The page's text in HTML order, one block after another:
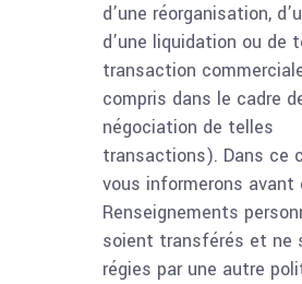
d’une réorganisation,
d’une liquidation ou de
transaction
compris dans le cadre
négociation de telles
transactions). Dans ce
vous informerons avant
Renseignements
soient transférés et ne
régies par une autre